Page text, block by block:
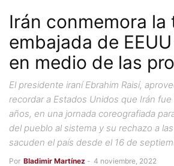
Irán conmemora la
embajada de
en medio de las
El presidente iraní Ebrahim Raisí,
recordar a Estados Unidos que Irán fue
años, en una jornada coreografiada
del pueblo al sistema y su rechazo a
sacuden el país desde el 16 de
Por Bladimir Martínez - 4 noviembre, 2022